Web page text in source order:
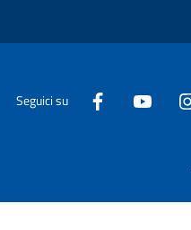
Seguici su